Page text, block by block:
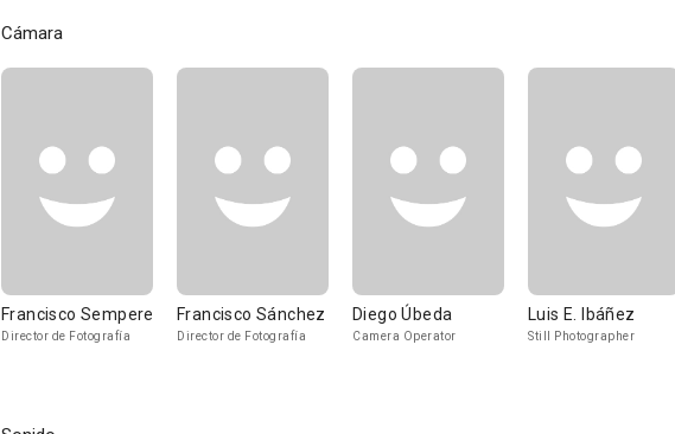
Cámara
Francisco Sempere
Director de Fotografía
Francisco Sánchez
Director de Fotografía
Diego Úbeda
Camera Operator
Luis E. Ibáñez
Still Photographer